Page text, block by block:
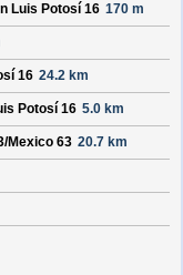
Luis Potosí 16 170 m
16 24.2 km
Potosí 16 5.0 km
Mexico 63 20.7 km